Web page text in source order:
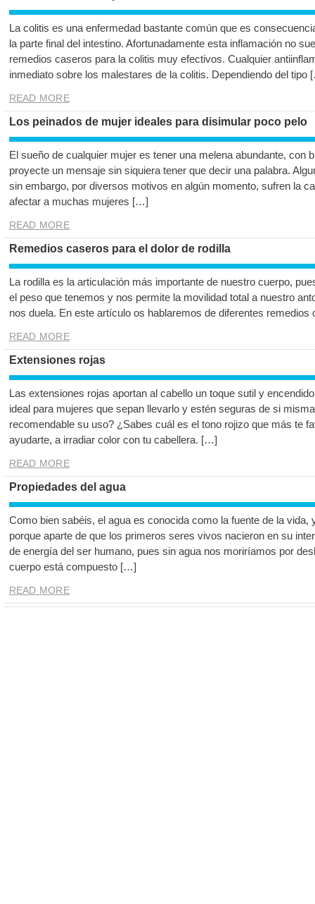
La colitis es una enfermedad bastante común que es
la parte final del intestino. Afortunadamente esta inflamación no
remedios caseros para la colitis muy efectivos. Cualquier
inmediato sobre los malestares de la colitis. Dependiendo del tipo
READ MORE
Los peinados de mujer ideales para disimular poco pelo
El sueño de cualquier mujer es tener una melena abundante, con
proyecte un mensaje sin siquiera tener que decir una palabra.
sin embargo, por diversos motivos en algún momento, sufren la
afectar a muchas mujeres […]
READ MORE
Remedios caseros para el dolor de rodilla
La rodilla es la articulación más importante de nuestro cuerpo,
el peso que tenemos y nos permite la movilidad total a nuestro
nos duela. En este artículo os hablaremos de diferentes
READ MORE
Extensiones rojas
Las extensiones rojas aportan al cabello un toque sutil y
ideal para mujeres que sepan llevarlo y estén seguras de si
recomendable su uso? ¿Sabes cuál es el tono rojizo que más te
ayudarte, a irradiar color con tu cabellera. […]
READ MORE
Propiedades del agua
Como bien sabéis, el agua es conocida como la fuente de la vida,
porque aparte de que los primeros seres vivos nacieron en su
de energía del ser humano, pues sin agua nos moriríamos por
cuerpo está compuesto […]
READ MORE